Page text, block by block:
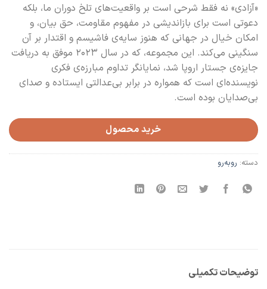
«آزادی» نه فقط شرحی است بر واقعیت‌های تلخ دوران ما، بلکه
دعوتی است برای بازاندیشی در مفهوم مقاومت، حق بیان، و
امکان خیال در جهانی که هنوز سایه‌ی فاشیسم و اقتدار بر آن
سنگینی می‌کند. این مجموعه، که در سال ۲۰۲۳ موفق به دریافت
جایزه‌ی جستار اروپا شد، نمایانگر تداوم مبارزه‌ی فکری
نویسنده‌ای است که همواره در برابر بی‌عدالتی ایستاده و صدای
بی‌صدایان بوده است.
خرید محصول
دسته: رو‌به‌رو
توضیحات تکمیلی